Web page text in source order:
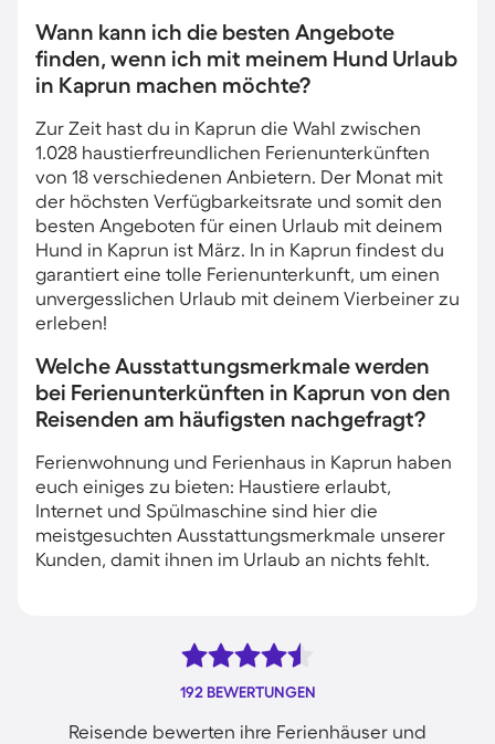
Wann kann ich die besten Angebote
finden, wenn ich mit meinem Hund Urlaub
in Kaprun machen möchte?
Zur Zeit hast du in Kaprun die Wahl zwischen
1.028 haustierfreundlichen Ferienunterkünften
von 18 verschiedenen Anbietern. Der Monat mit
der höchsten Verfügbarkeitsrate und somit den
besten Angeboten für einen Urlaub mit deinem
Hund in Kaprun ist März. In in Kaprun findest du
garantiert eine tolle Ferienunterkunft, um einen
unvergesslichen Urlaub mit deinem Vierbeiner zu
erleben!
Welche Ausstattungsmerkmale werden
bei Ferienunterkünften in Kaprun von den
Reisenden am häufigsten nachgefragt?
Ferienwohnung und Ferienhaus in Kaprun haben
euch einiges zu bieten: Haustiere erlaubt,
Internet und Spülmaschine sind hier die
meistgesuchten Ausstattungsmerkmale unserer
Kunden, damit ihnen im Urlaub an nichts fehlt.
192 BEWERTUNGEN
Reisende bewerten ihre Ferienhäuser und